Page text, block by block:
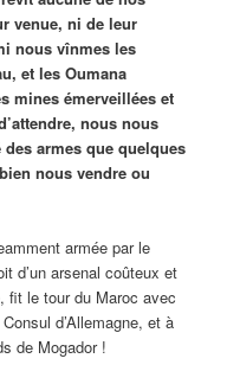
venue, ni de leur
nous vînmes les
et les Oumana
mines émerveillées et
nous nous
armes que quelques
nous vendre ou
armée par le
d’un arsenal coûteux et
fit le tour du Maroc avec
d’Allemagne, et à
de Mogador !